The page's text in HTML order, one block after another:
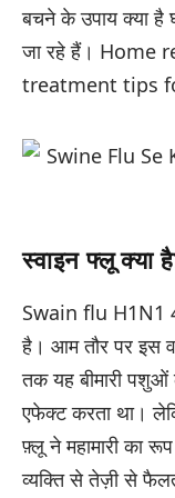
बचने के उपाय क्या
जा रहे हैं। Home
treatment tips
स्वाइन फ्लू क्या
Swain flu H1N1 4
है। आम तौर पर इस
तक यह बीमारी पशुओं
एफेक्ट करता था।
फ़्लू ने महामारी का
व्यक्ति से तेज़ी से